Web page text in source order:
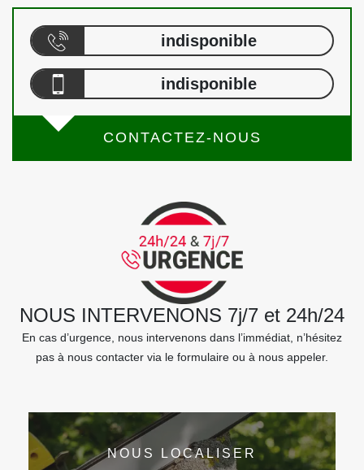
indisponible
indisponible
CONTACTEZ-NOUS
NOUS INTERVENONS 7j/7 et 24h/24
En cas d’urgence, nous intervenons dans l’immédiat, n’hésitez
pas à nous contacter via le formulaire ou à nous appeler.
NOUS LOCALISER